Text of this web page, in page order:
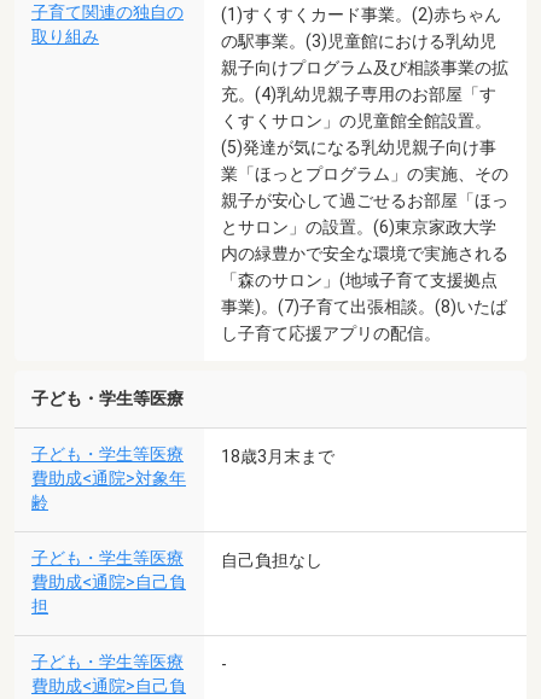
子育て関連の独自の
取り組み
(1)すくすくカード事業。(2)赤ちゃん
の駅事業。(3)児童館における乳幼児
親子向けプログラム及び相談事業の拡
充。(4)乳幼児親子専用のお部屋「す
くすくサロン」の児童館全館設置。
(5)発達が気になる乳幼児親子向け事
業「ほっとプログラム」の実施、その
親子が安心して過ごせるお部屋「ほっ
とサロン」の設置。(6)東京家政大学
内の緑豊かで安全な環境で実施される
「森のサロン」(地域子育て支援拠点
事業)。(7)子育て出張相談。(8)いたば
し子育て応援アプリの配信。
子ども・学生等医療
子ども・学生等医療
費助成<通院>対象年
齢
18歳3月末まで
子ども・学生等医療
費助成<通院>自己負
担
自己負担なし
子ども・学生等医療
費助成<通院>自己負
-